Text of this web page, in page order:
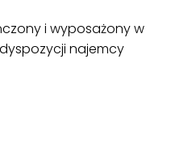
i wyposażony w
najemcy